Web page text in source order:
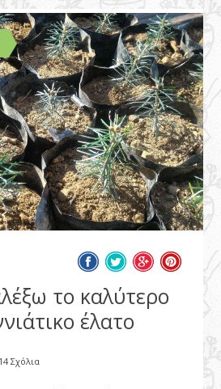
το καλύτερο
έλατο
14 Σχόλια